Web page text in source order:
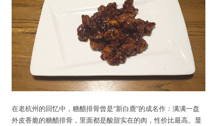
在老杭州的回忆中，糖醋排骨曾是“新白鹿”的成名作：满满一盘
外皮香脆的糖醋排骨，里面都是酸甜实在的肉，性价比最高。显